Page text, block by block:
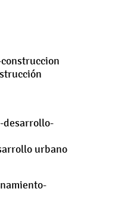
desarrollo-
urbano